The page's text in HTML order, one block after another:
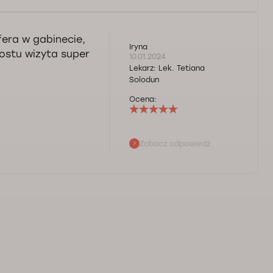
zgadza się Pani
formularz
w gabinecie,
wizyta super
Iryna
10.01.2024
Lekarz: Lek. Tetiana
Solodun
Ocena:
Zobacz odpowiedź